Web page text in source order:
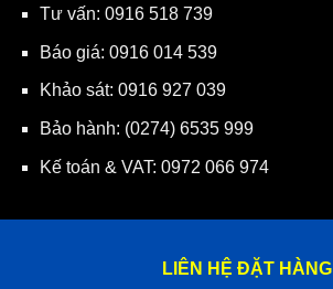
Tư vấn: 0916 518 739
Báo giá: 0916 014 539
Khảo sát: 0916 927 039
Bảo hành: (0274) 6535 999
Kế toán & VAT: 0972 066 974
LIÊN HỆ ĐẶT HÀNG